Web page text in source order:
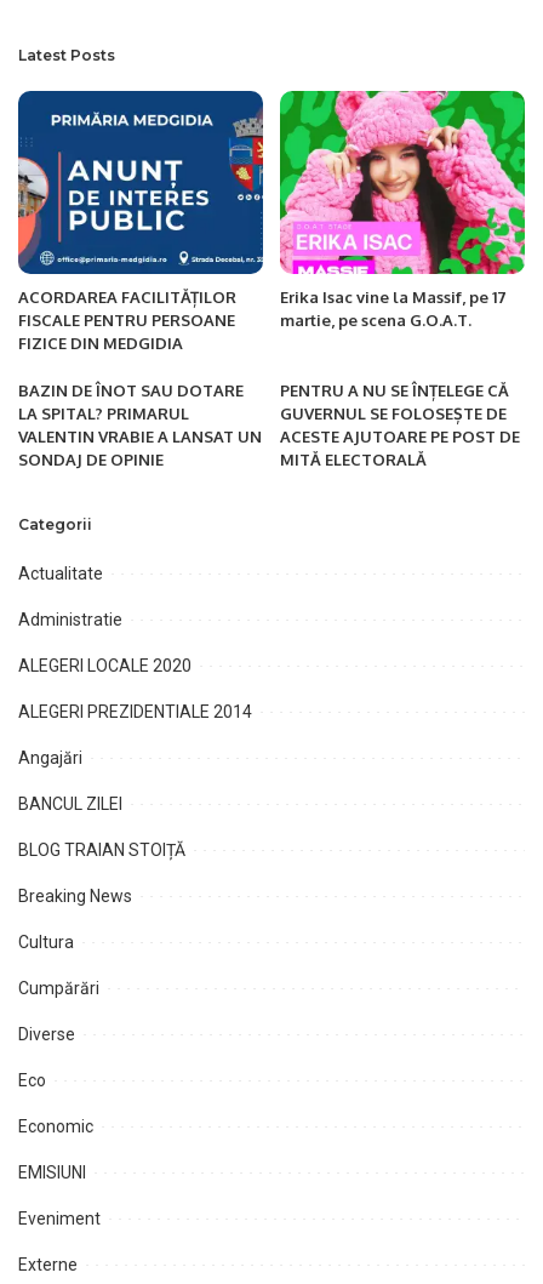
Latest Posts
ACORDAREA FACILITĂȚILOR
FISCALE PENTRU PERSOANE
FIZICE DIN MEDGIDIA
Erika Isac vine la Massif, pe 17
martie, pe scena G.O.A.T.
BAZIN DE ÎNOT SAU DOTARE
LA SPITAL? PRIMARUL
VALENTIN VRABIE A LANSAT UN
SONDAJ DE OPINIE
PENTRU A NU SE ÎNȚELEGE CĂ
GUVERNUL SE FOLOSEȘTE DE
ACESTE AJUTOARE PE POST DE
MITĂ ELECTORALĂ
Categorii
Actualitate
Administratie
ALEGERI LOCALE 2020
ALEGERI PREZIDENTIALE 2014
Angajări
BANCUL ZILEI
BLOG TRAIAN STOIȚĂ
Breaking News
Cultura
Cumpărări
Diverse
Eco
Economic
EMISIUNI
Eveniment
Externe